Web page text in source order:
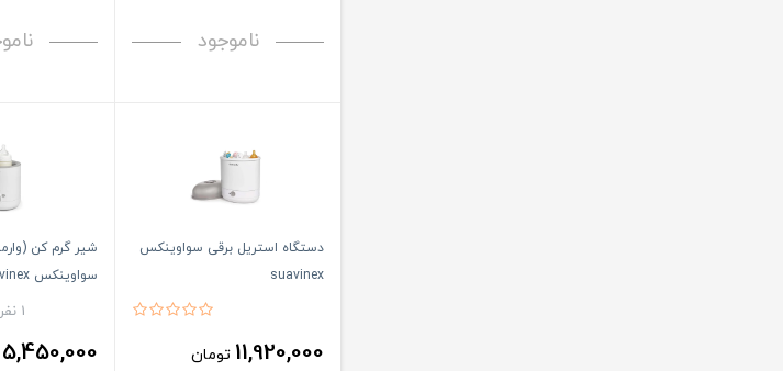
ناموجود
دستگاه استریل برقی سواوینکس
suavinex
11,920,000 تومان
سواوینکس suavinex
1 نفر
5,450,000